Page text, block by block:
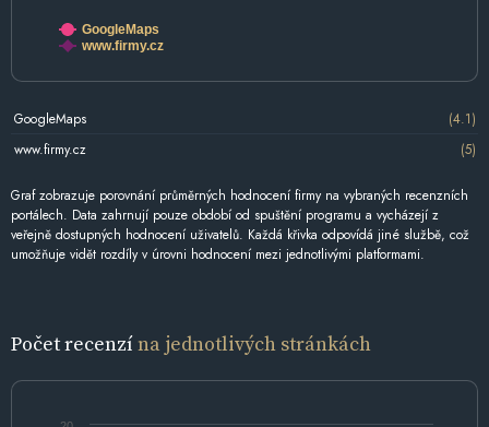
GoogleMaps
www.firmy.cz
GoogleMaps
(4.1)
www.firmy.cz
(5)
Graf zobrazuje porovnání průměrných hodnocení firmy na vybraných recenzních
portálech. Data zahrnují pouze období od spuštění programu a vycházejí z
veřejně dostupných hodnocení uživatelů. Každá křivka odpovídá jiné službě, což
umožňuje vidět rozdíly v úrovni hodnocení mezi jednotlivými platformami.
Počet recenzína jednotlivých stránkách